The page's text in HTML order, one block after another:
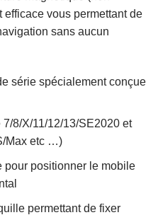
vous permettant de
sans aucun
série spécialement conçue
8/X/11/12/13/SE2020 et
Max etc …)
pour positionner le mobile
permettant de fixer